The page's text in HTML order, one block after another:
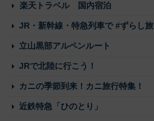
楽天トラベル 国内宿泊
JR・新幹線・特急列車で #ずらし旅
立山黒部アルペンルート
JRで北陸に行こう！
カニの季節到来！カニ旅行特集！
近鉄特急「ひのとり」